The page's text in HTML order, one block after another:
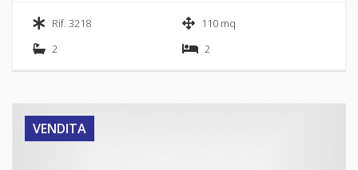
Rif. 3218
110 mq
2
2
VENDITA